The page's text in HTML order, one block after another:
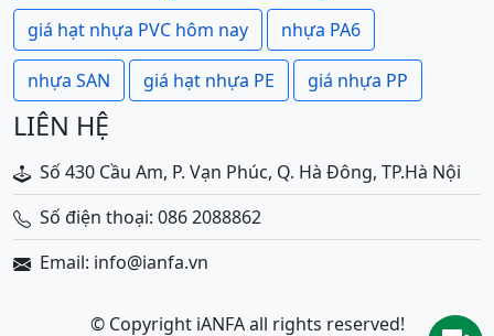
giá hạt nhựa PVC hôm nay nhựa PA6
nhựa SAN giá hạt nhựa PE giá nhựa PP
LIÊN HỆ
Số 430 Cầu Am, P. Vạn Phúc, Q. Hà Đông, TP.Hà Nội
Số điện thoại: 086 2088862
Email: info@ianfa.vn
© Copyright iANFA all rights reserved!